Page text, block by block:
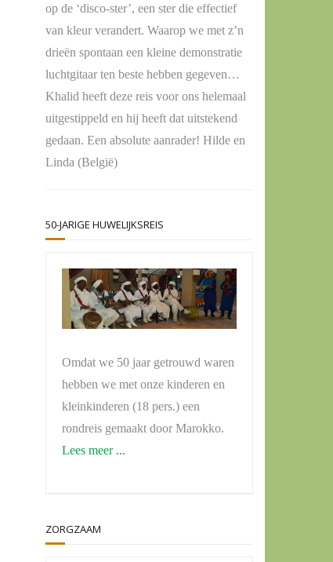
op de ‘disco-ster’, een ster die effectief
van kleur verandert. Waarop we met z’n
drieën spontaan een kleine demonstratie
luchtgitaar ten beste hebben gegeven…
Khalid heeft deze reis voor ons helemaal
uitgestippeld en hij heeft dat uitstekend
gedaan. Een absolute aanrader! Hilde en
Linda (België)
50-JARIGE HUWELIJKSREIS
Omdat we 50 jaar getrouwd waren
hebben we met onze kinderen en
kleinkinderen (18 pers.) een
rondreis gemaakt door Marokko.
Lees meer ...
ZORGZAAM